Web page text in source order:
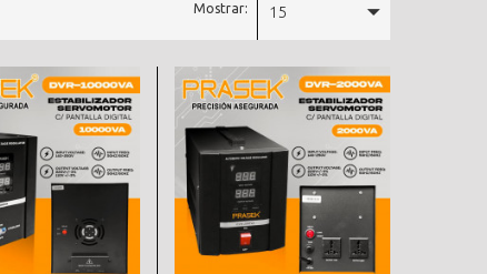
Mostrar: 15